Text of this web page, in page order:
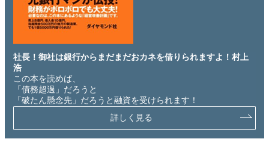
社長！御社は銀行からまだまだおカネを借りられますよ！村上
浩
この本を読めば、
「債務超過」だろうと
「破たん懸念先」だろうと融資を受けられます！
詳しく見る